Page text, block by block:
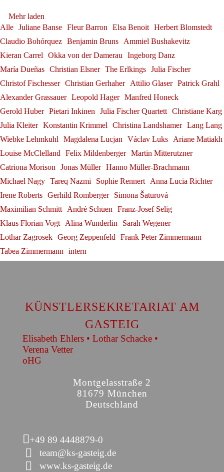
Neuerscheinung: "Herbert
Blomstedt und die Kunst des
Dirigierens"
Herbert Blomstedt
Andrè Schuen bei den
Salzburger Festspielen
Andrè Schuen
Sophie Rennert in Innsbruck
Sophie Rennert
Ammiel Bushakevitz bei den
Salzburger Festspielen
Konstantin Krimmel
Internacional de Santander
Franz-Josef Selig
Gerold Huber erhält das
Bundesverdienstkreuz am
Bande
Gerold Huber
Alexander Grassauer in
Bayreuth
Alexander Grassauer
Georg Zeppenfeld bei den
Bayreuther Festspielen
Georg Zeppenfeld
Mehr laden
Alle Juliane Banse Fleur Barron Elsa Benoit Herbert Blomstedt
Claudio Bohórquez Benjamin Bruns
Ammiel Bushakevitz
Kieran Carrel
Okka von der Damerau
Ingeborg Danz
María Dueñas Christian Elsner The Erlkings Julia Fischer
Christof Fischesser Christian Gerhaher Attilio Glaser Patrick Grahl
Alexander Grassauer Leopold Hager Manfred Honeck
Gerold Huber Pietari Inkinen Julia Fischer Quartett Christiane Karg
Julia Kleiter Konstantin Krimmel Christina Landshamer Lang Lang
Wiebke Lehmkuhl
Magdalena Lucjan Václav Luks
Ariane Matiakh
Louise McClelland
Felix Mildenberger Martin Mitterutzner
Catriona Morison
Jonas Müller Hanno Müller-Brachmann
Michael Nagy Tareq Nazmi Sophie Rennert
Anna Lucia Richter
Irene Roberts Gerhild Romberger
Simona Šaturová
Maximilian Schmitt
Andrè Schuen
Franz-Josef Selig
Klaus Florian Vogt
Alina Wunderlin
Sarah Wegener
Lothar Zagrosek Georg Zeppenfeld
Frank Peter Zimmermann
Tabea Zimmermann
intern
KÜNSTLERSEKRETARIAT AM
GASTEIG
Elisabeth Ehlers • Lothar Schacke •
Verena Vetter
oHG
Montgelasstraße 2
81679 München
Deutschland
+49 89 4448879-0
team@ks-gasteig.de
www.ks-gasteig.de